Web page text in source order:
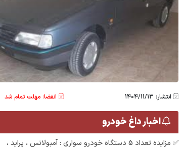
انتشار: 1404/11/13 انقضا: مهلت تمام شد
اخبار داغ خودرو
✅ مزایده تعداد 5 دستگاه خودرو سواری : آمبولانس ، پراید ،